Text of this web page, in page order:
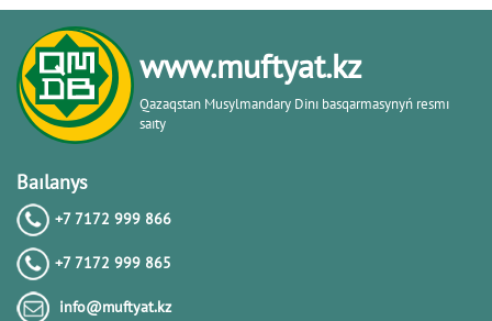
www.muftyat.kz
Qazaqstan Musylmandary Dіnı basqarmasynyń resmı
saıty
Baılanys
+7 7172 999 866
+7 7172 999 865
info@muftyat.kz